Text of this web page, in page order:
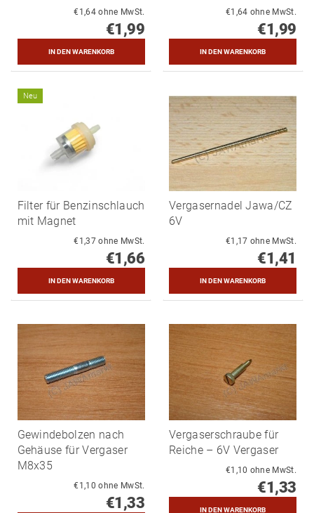
€1,64 ohne MwSt.
€1,99
€1,64 ohne MwSt.
€1,99
Neu
Filter für Benzinschlauch
mit Magnet
€1,37 ohne MwSt.
€1,66
Vergasernadel Jawa/CZ
6V
€1,17 ohne MwSt.
€1,41
Gewindebolzen nach
Gehäuse für Vergaser
M8x35
€1,10 ohne MwSt.
€1,33
Vergaserschraube für
Reiche – 6V Vergaser
€1,10 ohne MwSt.
€1,33